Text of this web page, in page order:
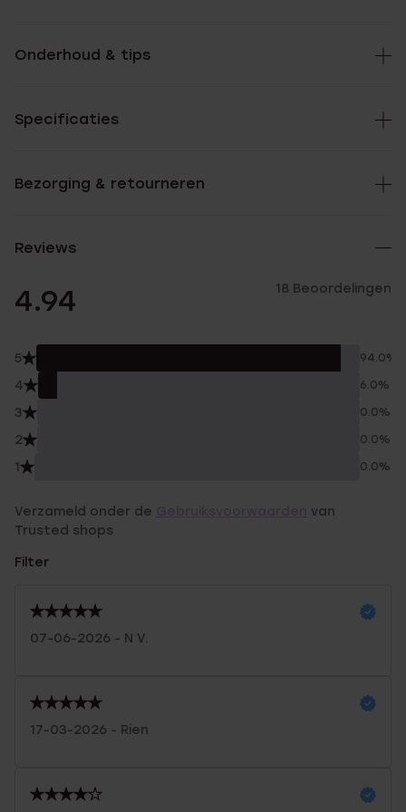
Onderhoud & tips
Specificaties
Bezorging & retourneren
Reviews
4.94 18 Beoordelingen
5 94.0%
4 6.0%
3 0.0%
2 0.0%
1 0.0%
Verzameld onder de
van
Trusted shops
Filter
07-06-2026 - N V.
17-03-2026 - Rien